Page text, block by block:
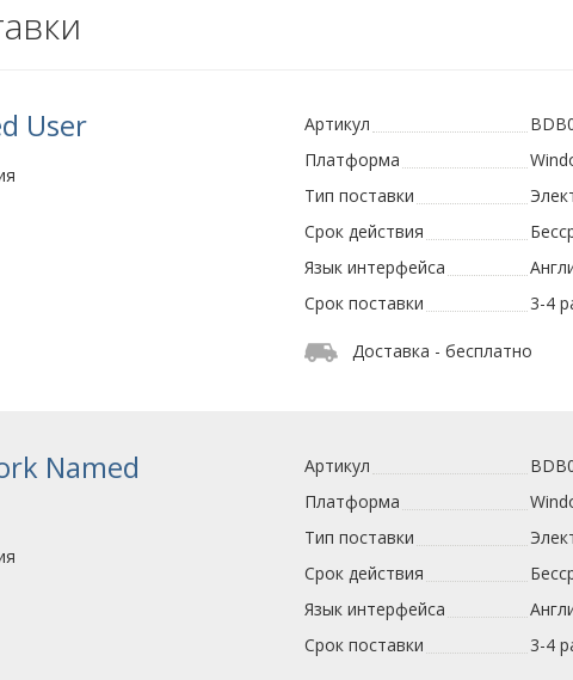
User Артикул
Платформа
Тип поставки
Срок действия
Язык интерфейса
Срок поставки
3-4
Доставка - бесплатно
Named
Артикул
Платформа
Тип поставки
Срок действия
Язык интерфейса
Срок поставки
3-4